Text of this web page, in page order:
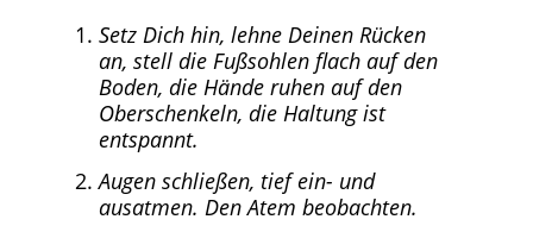
Setz Dich hin, lehne Deinen Rücken
an, stell die Fußsohlen flach auf den
Boden, die Hände ruhen auf den
Oberschenkeln, die Haltung ist
entspannt.
Augen schließen, tief ein- und
ausatmen. Den Atem beobachten.